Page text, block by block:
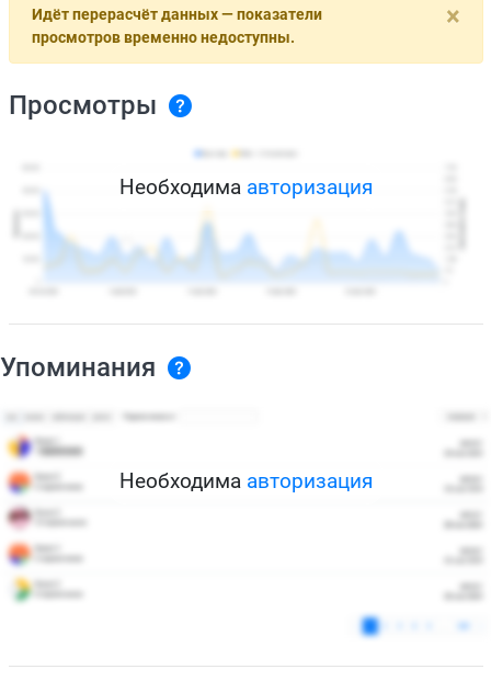
×
Идёт перерасчёт данных — показатели
просмотров временно недоступны.
Просмотры
Необходима авторизация
Упоминания
Необходима авторизация